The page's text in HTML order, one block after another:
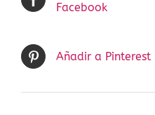
Facebook
Añadir a Pinterest